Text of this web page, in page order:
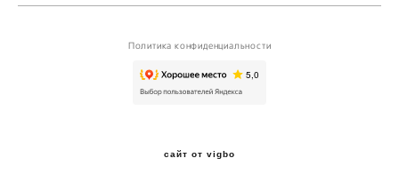
Политика конфиденциальности
сайт от vigbo